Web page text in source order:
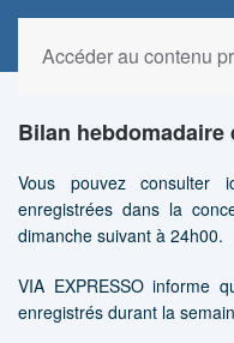
Accéder au contenu
Bilan
Vous pouvez consulter
enregistrées dans la
dimanche suivant à 24h00.
VIA EXPRESSO informe
enregistrés durant la